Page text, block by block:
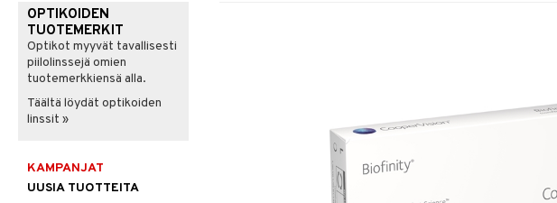
OPTIKOIDEN
TUOTEMERKIT
Optikot myyvät tavallisesti
piilolinssejä omien
tuotemerkkiensä alla.
Täältä löydät optikoiden
linssit »
KAMPANJAT
UUSIA TUOTTEITA